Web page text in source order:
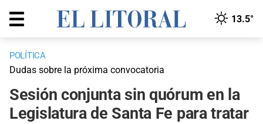
13.5°
POLÍTICA
Dudas sobre la próxima convocatoria
Sesión conjunta sin quórum en la
Legislatura de Santa Fe para tratar